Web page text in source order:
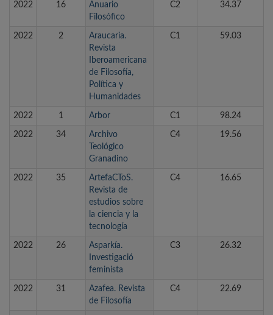
2022 16
Anuario
Filosófico
C2 34.37
2022 2
Araucaria.
Revista
Iberoamericana
de Filosofía,
Política y
Humanidades
C1 59.03
2022 1 Arbor C1 98.24
2022 34
Archivo
Teológico
Granadino
C4 19.56
2022 35
ArtefaCToS.
Revista de
estudios sobre
la ciencia y la
tecnología
C4 16.65
2022 26
Asparkía.
Investigació
feminista
C3 26.32
2022 31
Azafea. Revista
de Filosofía
C4 22.69